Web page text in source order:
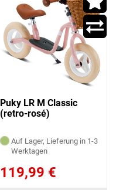
Puky LR M Classic
(retro-rosé)
Auf Lager, Lieferung in 1-3
Werktagen
119,99 €